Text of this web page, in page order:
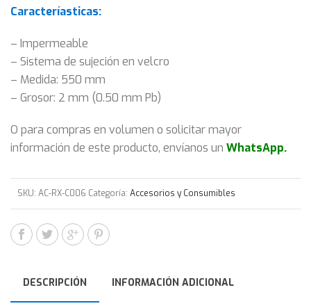
Caracteríasticas:
– Impermeable
– Sistema de sujeción en velcro
– Medida: 550 mm
– Grosor: 2 mm (0.50 mm Pb)
O para compras en volumen o solicitar mayor
información de este producto, envíanos un WhatsApp.
SKU: AC-RX-C006 Categoría: Accesorios y Consumibles
DESCRIPCIÓN INFORMACIÓN ADICIONAL